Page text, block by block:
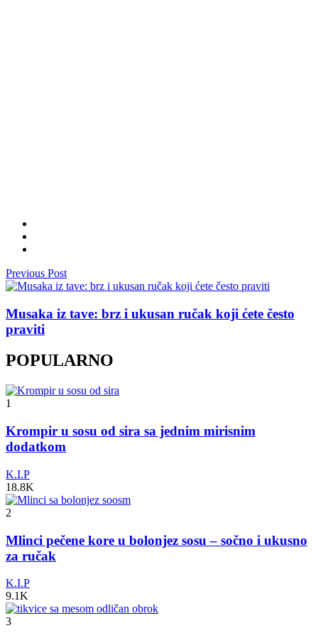
Previous Post
Musaka iz tave: brz i ukusan ručak koji ćete često
praviti
POPULARNO
1
Krompir u sosu od sira sa jednim mirisnim
dodatkom
K.I.P
18.8K
2
Mlinci pečene kore u bolonjez sosu – sočno i ukusno
za ručak
K.I.P
9.1K
3